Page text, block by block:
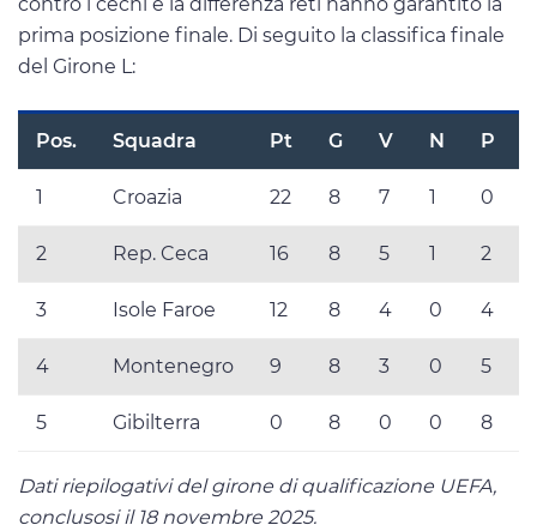
prima posizione finale. Di seguito la classifica finale
del Girone L:
Pos. Squadra Pt G V N P
1 Croazia 22 8 7 1 0
2 Rep. Ceca 16 8 5 1 2
3 Isole Faroe 12 8 4 0 4
4 Montenegro 9 8 3 0 5
5 Gibilterra 0 8 0 0 8
Dati riepilogativi del girone di qualificazione UEFA,
conclusosi il 18 novembre 2025.